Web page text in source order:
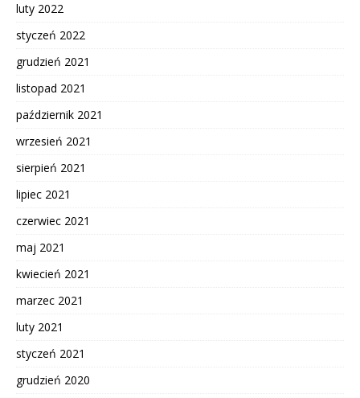
luty 2022
styczeń 2022
grudzień 2021
listopad 2021
październik 2021
wrzesień 2021
sierpień 2021
lipiec 2021
czerwiec 2021
maj 2021
kwiecień 2021
marzec 2021
luty 2021
styczeń 2021
grudzień 2020